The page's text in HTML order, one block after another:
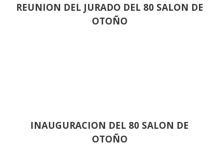
REUNION DEL JURADO DEL 80 SALON DE
OTOÑO
INAUGURACION DEL 80 SALON DE
OTOÑO